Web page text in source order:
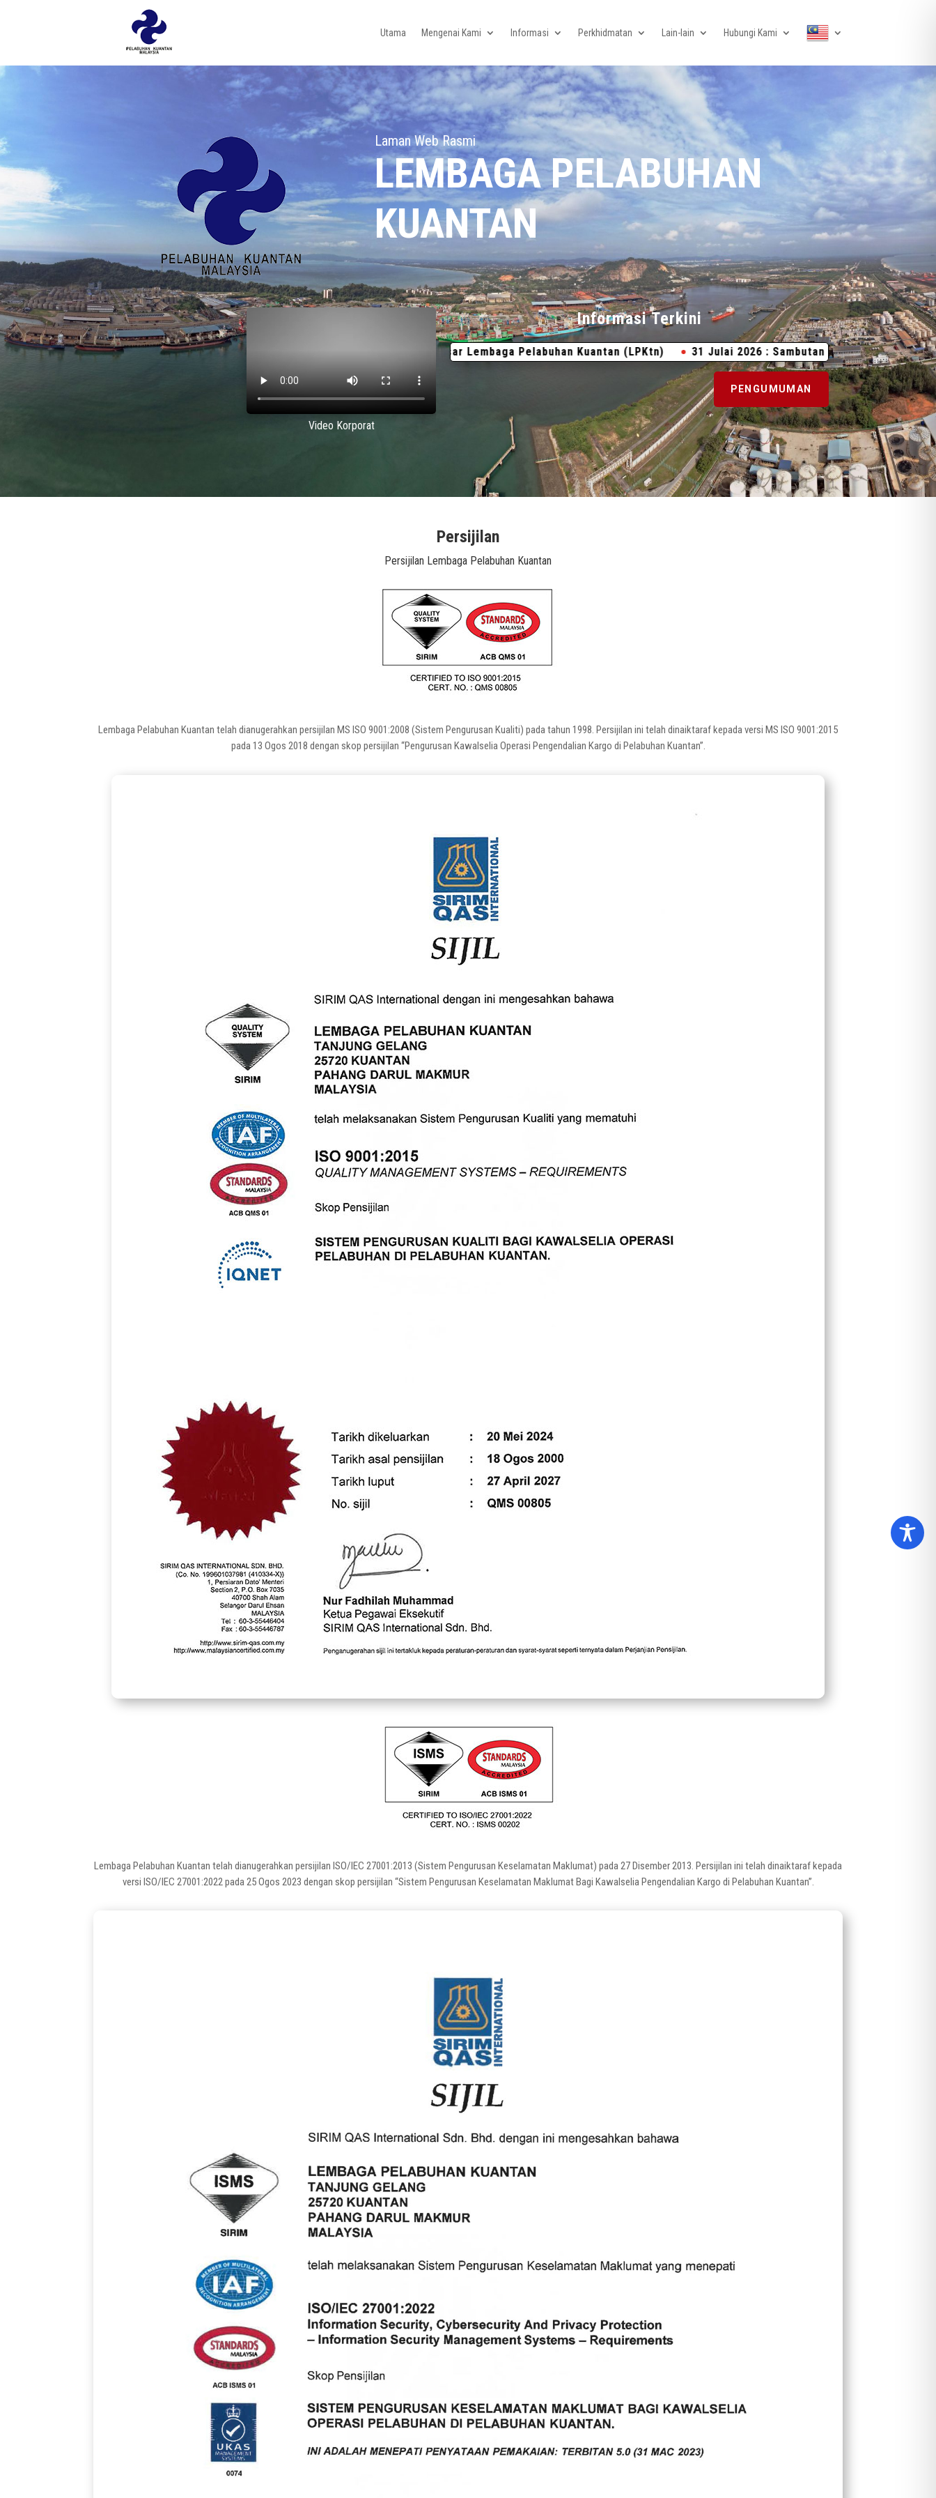
Utama Mengenai Kami Informasi Perkhidmatan Lain-lain Hubungi Kami
Laman Web Rasmi
LEMBAGA PELABUHAN
KUANTAN
Video Korporat
Informasi Terkini
Darjah Indera Mahkota Pahang (D.I.M.P.) Kepada Pengurus Besar Lembaga Pelabuhan Kuantan (LPKtn) 31 Julai 2026 : Sambutan Ulang Tahun Hari Keputeraan
PENGUMUMAN
Persijilan
Persijilan Lembaga Pelabuhan Kuantan
Lembaga Pelabuhan Kuantan telah dianugerahkan persijilan MS ISO 9001:2008 (Sistem Pengurusan Kualiti) pada tahun 1998. Persijilan ini telah dinaiktaraf kepada versi MS ISO 9001:2015
pada 13 Ogos 2018 dengan skop persijilan “Pengurusan Kawalselia Operasi Pengendalian Kargo di Pelabuhan Kuantan”.
Lembaga Pelabuhan Kuantan telah dianugerahkan persijilan ISO/IEC 27001:2013 (Sistem Pengurusan Keselamatan Maklumat) pada 27 Disember 2013. Persijilan ini telah dinaiktaraf kepada
versi ISO/IEC 27001:2022 pada 25 Ogos 2023 dengan skop persijilan “Sistem Pengurusan Keselamatan Maklumat Bagi Kawalselia Pengendalian Kargo di Pelabuhan Kuantan”.